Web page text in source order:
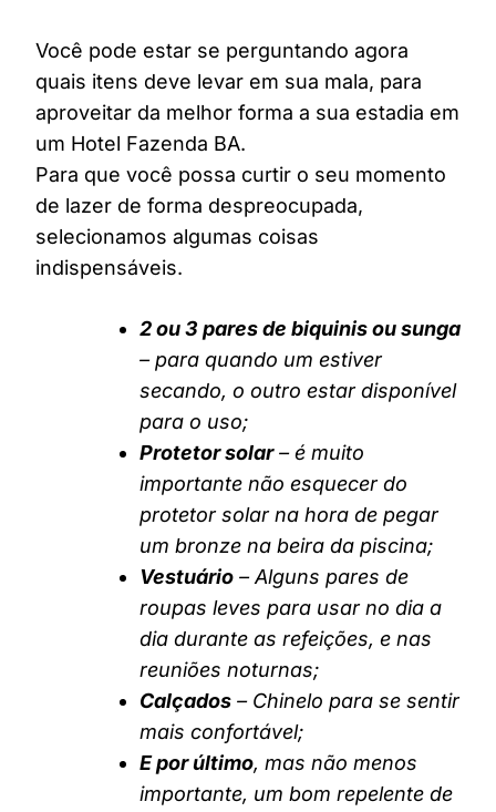
Você pode estar se perguntando agora
quais itens deve levar em sua mala, para
aproveitar da melhor forma a sua estadia em
um Hotel Fazenda BA.
Para que você possa curtir o seu momento
de lazer de forma despreocupada,
selecionamos algumas coisas
indispensáveis.
2 ou 3 pares de biquinis ou sunga
– para quando um estiver
secando, o outro estar disponível
para o uso;
Protetor solar– é muito
importante não esquecer do
protetor solar na hora de pegar
um bronze na beira da piscina;
Vestuário – Alguns pares de
roupas leves para usar no dia a
dia durante as refeições, e nas
reuniões noturnas;
Calçados – Chinelo para se sentir
mais confortável;
E por último, mas não menos
importante, um bom repelente de